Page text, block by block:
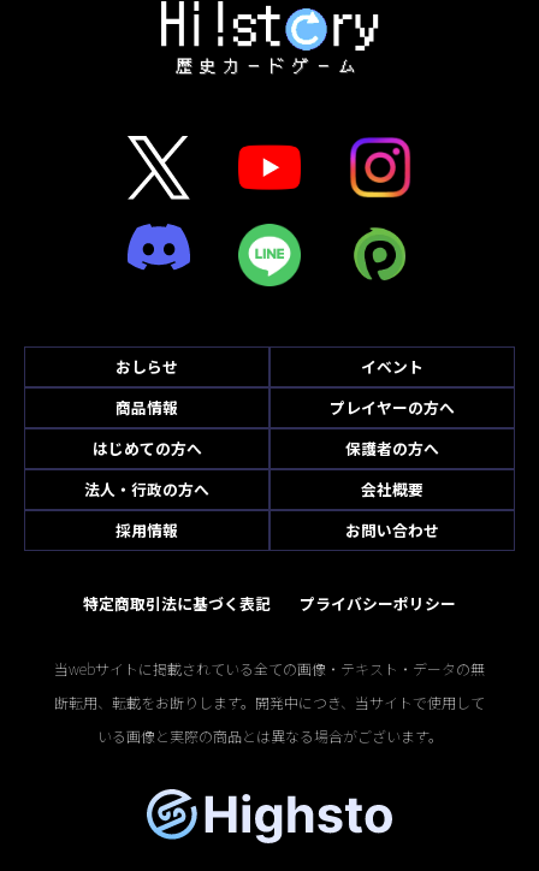
おしらせ
イベント
商品情報
プレイヤーの方へ
はじめての方へ
保護者の方へ
法人・行政の方へ
会社概要
採用情報
お問い合わせ
特定商取引法に基づく表記 プライバシーポリシー
当webサイトに掲載されている全ての画像・テキスト・データの無
断転用、転載をお断りします。開発中につき、当サイトで使用して
いる画像と実際の商品とは異なる場合がございます。